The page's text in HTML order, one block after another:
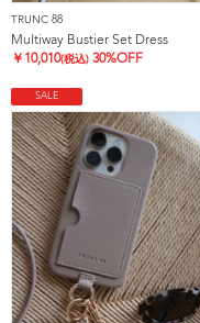
TRUNC 88
Multiway Bustier Set Dress
￥ 10,010(税込) 30%OFF
SALE